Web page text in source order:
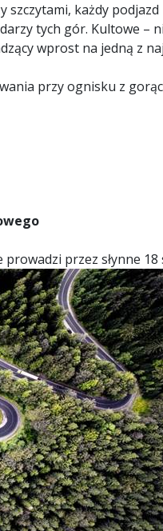
każdy podjazd
tych gór. Kultowe –
wprost na jedną z
przy ognisku z
przez słynne